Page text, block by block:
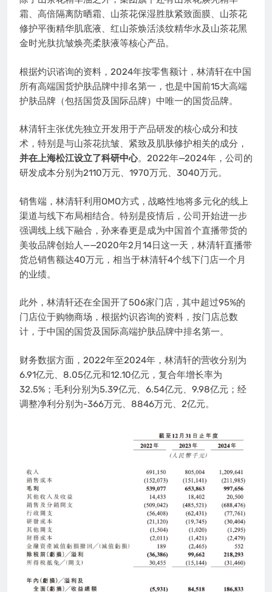
霜、高倍隔离防晒霜、山茶花保湿胜肽紧致面膜、山茶花
修护平衡精华肌底液、红山茶焕活淡纹精华水及山茶花黑
金时光肽抗皱焕亮柔肤液等核心产品。
根据灼识谘询的资料，2024年按零售额计，林清轩在中国
所有高端国货护肤品牌中排名第一，也是中国前15大高端
护肤品牌（包括国货及国际品牌）中唯一的国货品牌。
林清轩主张优先独立开发用于产品研发的核心成分和技
术，特别是与山茶花抗皱、紧致及肌肤修护相关的成分，
并在上海松江设立了科研中心。2022年—2024年，公司的
研发成本分别为2110万元、1970万元、3040万元。
销售端，林清轩利用OMO方式，战略性地将多元化的线上
渠道与线下布局相结合。特别是疫情后，公司开始进一步
强调线上线下融合，孙来春更是成为中国首个直播带货的
美妆品牌创始人——2020年2月14日这一天，林清轩直播带
货总销售额达40万元，相当于林清轩4个线下门店一个月
的业绩。
此外，林清轩还在全国开了506家门店，其中超过95%的
门店位于购物商场，根据灼识咨询的资料，按门店总数
计，于中国的国货及国际高端护肤品牌中排名第一。
财务数据方面，2022年至2024年，林清轩的营收分别为
6.91亿元、8.05亿元和12.10亿元，复合年增长率为
32.5%；毛利分别为5.39亿元、6.54亿元、9.98亿元；经
调整净利分别为-366万元、8846万元、2亿元。